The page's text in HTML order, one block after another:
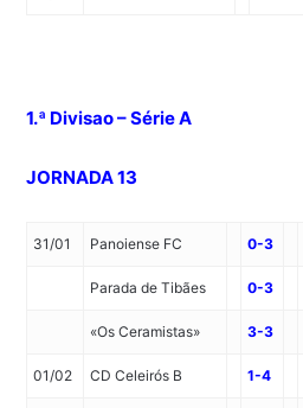
1.ª Divisao – Série A
JORNADA 13
31/01 Panoiense FC 0-3
Parada de Tibães 0-3
«Os Ceramistas» 3-3
01/02 CD Celeirós B 1-4